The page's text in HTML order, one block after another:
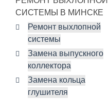
СИСТЕМЫ В МИНСКЕ
Ремонт выхлопной
системы
Замена выпускного
коллектора
Замена кольца
глушителя